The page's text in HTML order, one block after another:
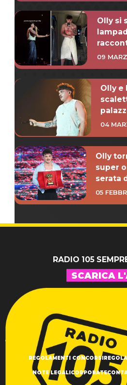
Olly si
09
Olly e
04
Olly
super
serata
05
RADIO 105
SCARICA
REGOLAMENTI CONCORSI
NOTE LEGALICORPORATE